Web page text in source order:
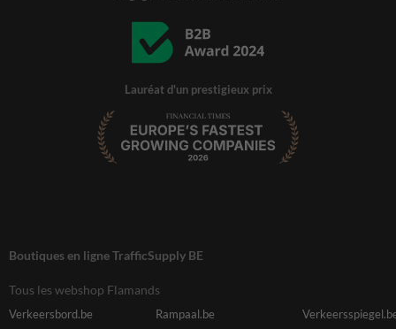
Lauréat d'un prestigieux prix
Boutiques en ligne TrafficSupply BE
Tous les webshop Flamands
Verkeersbord.be Rampaal.be